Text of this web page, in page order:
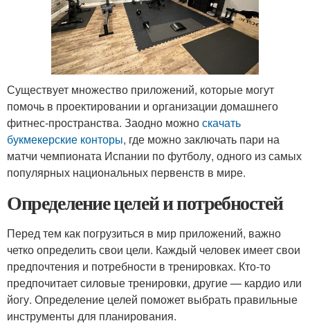
Существует множество приложений, которые могут
помочь в проектировании и организации домашнего
фитнес-пространства. Заодно можноскачать
букмекерские конторы, где можно заключать пари на
матчи чемпионата Испании по футболу, одного из самых
популярных национальных первенств в мире.
Определение целей и потребностей
Перед тем как погрузиться в мир приложений, важно
четко определить свои цели. Каждый человек имеет свои
предпочтения и потребности в тренировках. Кто-то
предпочитает силовые тренировки, другие — кардио или
йогу. Определение целей поможет выбрать правильные
инструменты для планирования.